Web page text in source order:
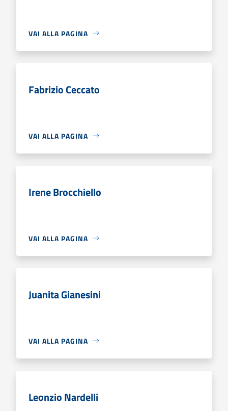
VAI ALLA PAGINA
Fabrizio Ceccato
VAI ALLA PAGINA
Irene Brocchiello
VAI ALLA PAGINA
Juanita Gianesini
VAI ALLA PAGINA
Leonzio Nardelli